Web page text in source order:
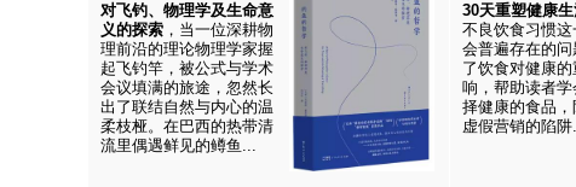
对飞钓、物理学及生命意
义的探索 ，当一位深耕物
理前沿的理论物理学家握
起飞钓竿，被公式与学术
会议填满的旅途，忽然长
出了联结自然与内心的温
柔枝桠。在巴西的热带清
流里偶遇鲜见的鳟鱼...
30天重塑健康
不良饮食习惯这
会普遍存在的问
了饮食对健康
响，帮助读者
择健康的食品，
虚假营销的陷阱